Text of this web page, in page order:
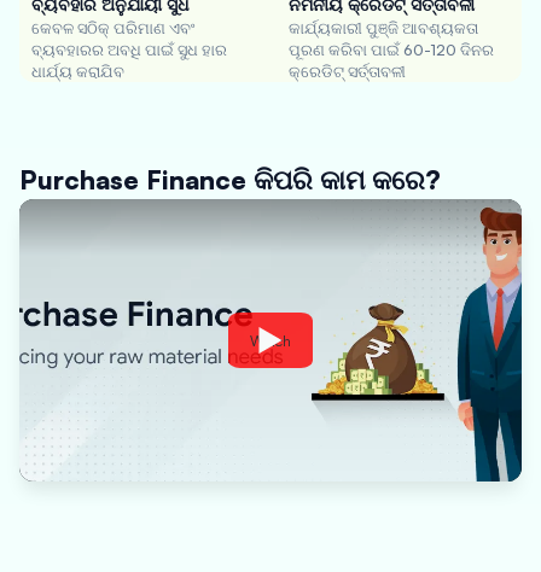
କେବଳ ସଠିକ୍ ପରିମାଣ ଏବଂ
ବ୍ୟବହାରର ଅବଧି ପାଇଁ ସୁଧ ହାର
ଧାର୍ଯ୍ୟ କରାଯିବ
କାର୍ଯ୍ୟକାରୀ ପୁଞ୍ଜି ଆବଶ୍ୟକତା
ପୂରଣ କରିବା ପାଇଁ 60-120 ଦିନର
କ୍ରେଡିଟ୍ ସର୍ତ୍ତାବଳୀ
Purchase Finance କିପରି କାମ କରେ?
Watch